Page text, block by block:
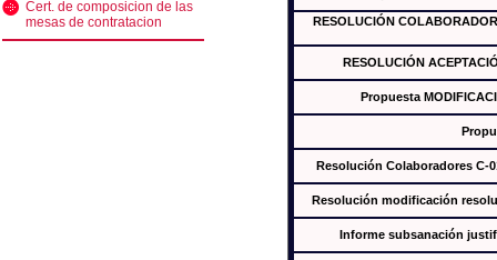
Cert. de composicion de las
mesas de contratacion
RESOLUCIÓN
RESOLUCIÓN
Propuesta
Resolución Colaboradores C-
Resolución modificación
Informe subsanación